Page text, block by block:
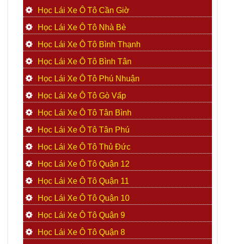
Học Lái Xe Ô Tô Cần Giờ
Học Lái Xe Ô Tô Nhà Bè
Học Lái Xe Ô Tô Bình Thạnh
Học Lái Xe Ô Tô Bình Tân
Học Lái Xe Ô Tô Phú Nhuận
Học Lái Xe Ô Tô Gò Vấp
Học Lái Xe Ô Tô Tân Bình
Học Lái Xe Ô Tô Tân Phú
Học Lái Xe Ô Tô Thủ Đức
Học Lái Xe Ô Tô Quận 12
Học Lái Xe Ô Tô Quận 11
Học Lái Xe Ô Tô Quận 10
Học Lái Xe Ô Tô Quận 9
Học Lái Xe Ô Tô Quận 8